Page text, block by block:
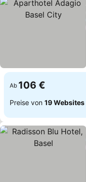
Ab 106 €
Preise von 19 Websites